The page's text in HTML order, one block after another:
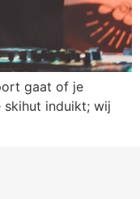
gaat of je
skihut induikt; wij